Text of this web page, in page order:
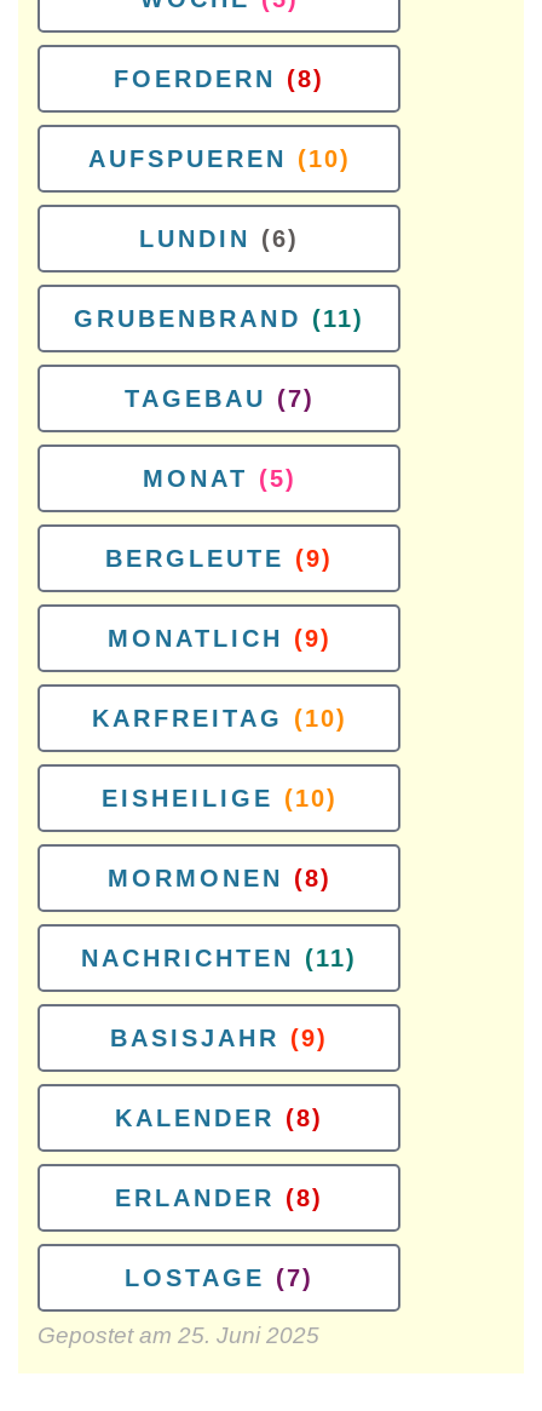
FOERDERN (8)
AUFSPUEREN (10)
LUNDIN (6)
GRUBENBRAND (11)
TAGEBAU (7)
MONAT (5)
BERGLEUTE (9)
MONATLICH (9)
KARFREITAG (10)
EISHEILIGE (10)
MORMONEN (8)
NACHRICHTEN (11)
BASISJAHR (9)
KALENDER (8)
ERLANDER (8)
LOSTAGE (7)
Gepostet am 25. Juni 2025